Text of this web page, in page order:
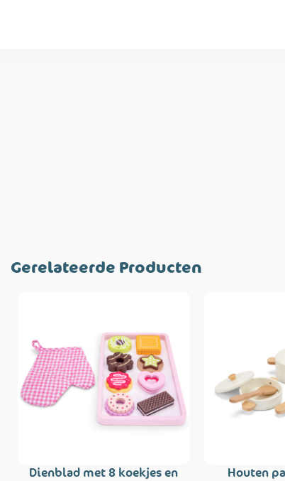
Gerelateerde Producten
Dienblad met 8 koekjes en
Houten